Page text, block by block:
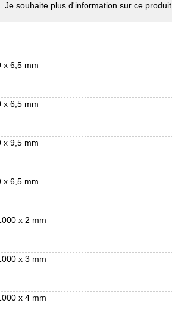
Je souhaite plus d'information sur ce produit
x 6,5 mm
x 6,5 mm
x 9,5 mm
x 6,5 mm
x 2 mm
x 3 mm
x 4 mm